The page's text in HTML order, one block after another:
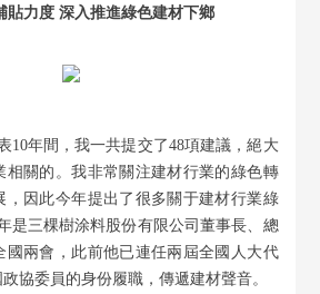
貼力度 深入推進綠色建材下鄉
10年間，我一共提交了48項建議，絕大
相關的。我非常關注建材行業的綠色轉
，因此今年提出了很多關于建材行業綠
是三棵樹涂料股份有限公司董事長、總
國兩會，此前他已連任兩屆全國人大代
協委員的身份履職，傳遞建材聲音。